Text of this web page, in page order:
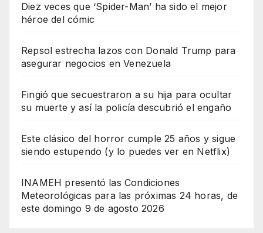
Diez veces que ‘Spider-Man’ ha sido el mejor
héroe del cómic
Repsol estrecha lazos con Donald Trump para
asegurar negocios en Venezuela
Fingió que secuestraron a su hija para ocultar
su muerte y así la policía descubrió el engaño
Este clásico del horror cumple 25 años y sigue
siendo estupendo (y lo puedes ver en Netflix)
INAMEH presentó las Condiciones
Meteorológicas para las próximas 24 horas, de
este domingo 9 de agosto 2026